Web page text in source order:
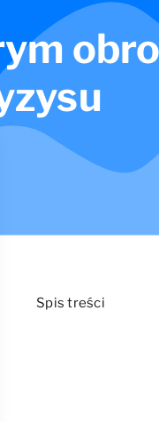
Spis treści